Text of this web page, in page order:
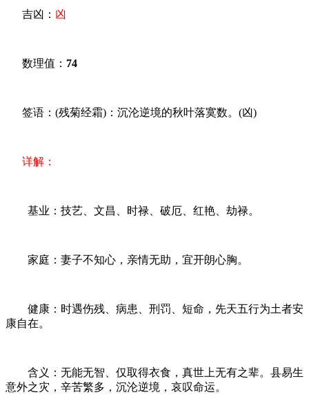
吉凶： 凶
数理值： 74
签语：(残菊经霜)：沉沦逆境的秋叶落寞数。(凶)
详解：
基业：技艺、文昌、时禄、破厄、红艳、劫禄。
家庭：妻子不知心，亲情无助，宜开朗心胸。
健康：时遇伤残、病患、刑罚、短命，先天五行为土者安
康自在。
含义：无能无智、仅取得衣食，真世上无有之辈。县易生
意外之灾，辛苦繁多，沉沦逆境，哀叹命运。